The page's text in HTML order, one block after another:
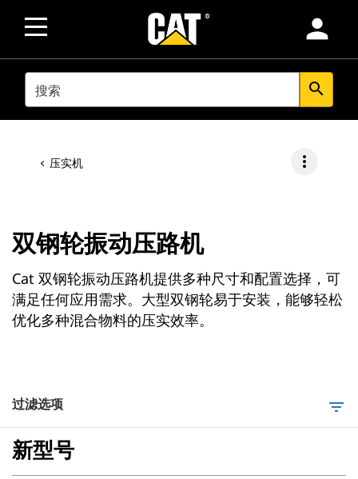
person
SEARCH search
压实机 more_vert
双钢轮振动压路机
Cat 双钢轮振动压路机提供多种尺寸和配置选择，可
满足任何应用需求。大型双钢轮易于安装，能够轻松
优化多种混合物料的压实效率。
过滤选项 filter_list
新型号